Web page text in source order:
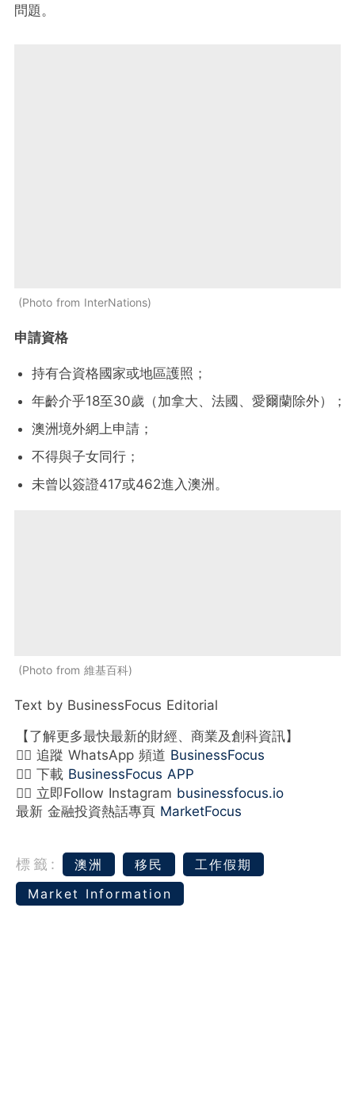
問題。
Photo from InterNations
申請資格
持有合資格國家或地區護照；
年齡介乎18至30歲（加拿大、法國、愛爾蘭除外）；
澳洲境外網上申請；
不得與子女同行；
未曾以簽證417或462進入澳洲。
Photo from 維基百科
Text by BusinessFocus Editorial
【了解更多最快最新的財經、商業及創科資訊】
👉🏻 追蹤 WhatsApp 頻道 BusinessFocus
👉🏻 下載 BusinessFocus APP
👉🏻 立即Follow Instagram businessfocus.io
最新 金融投資熱話專頁 MarketFocus
標籤: 澳洲 移民
工作假期
Market Information